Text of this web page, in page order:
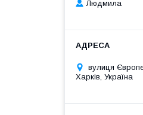
Людмила
вулиця
Харків, Україна